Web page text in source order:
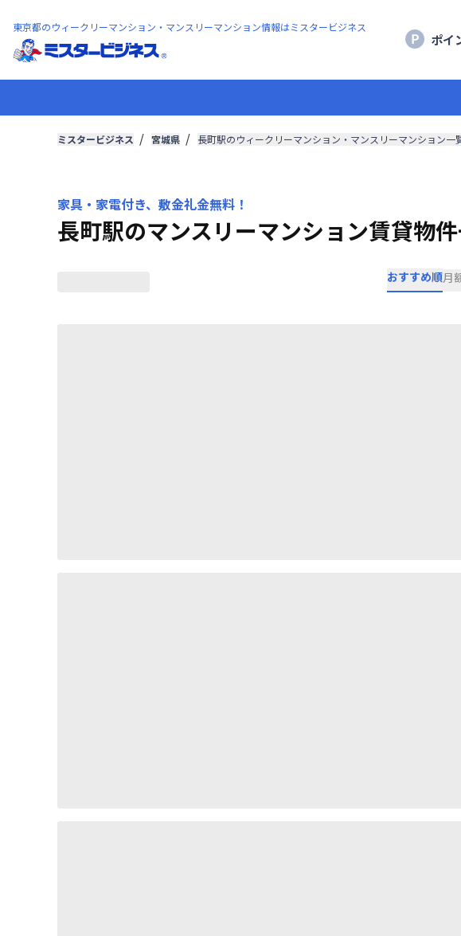
東京都のウィークリーマンション・マンスリーマンション情報はミスタービジネス
ポイ
ミスタービジネス 宮城県 長町駅のウィークリーマンション・マンスリーマンション一
家具・家電付き、敷金礼金無料！
長町駅のマンスリーマンション賃貸物
おすすめ順月